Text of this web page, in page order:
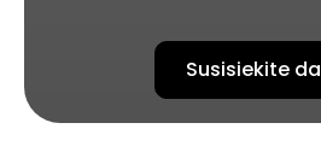
Susisiekite